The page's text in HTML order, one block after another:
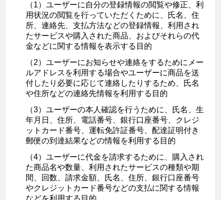
（1）ユーザーに自分の登録情報の閲覧や修正、利
用状況の閲覧を行っていただくために、氏名、住
所、連絡先、支払方法などの登録情報、利用され
たサービスや購入された商品、およびそれらの代
金などに関する情報を表示する目的
（2）ユーザーにお知らせや連絡をするためにメー
ルアドレスを利用する場合やユーザーに商品を送
付したり必要に応じて連絡したりするため、氏名
や住所などの連絡先情報を利用する目的
（3）ユーザーの本人確認を行うために、氏名、生
年月日、住所、電話番号、銀行口座番号、クレジ
ットカード番号、運転免許証番号、配達証明付き
郵便の到達結果などの情報を利用する目的
（4）ユーザーに代金を請求するために、購入され
た商品名や数量、利用されたサービスの種類や期
間、回数、請求金額、氏名、住所、銀行口座番号
やクレジットカード番号などの支払に関する情報
などを利用する目的